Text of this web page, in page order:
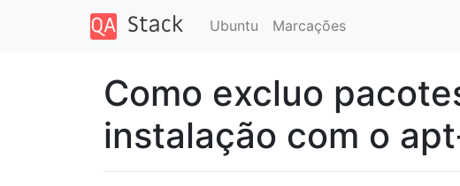
Ubuntu Marcações
Como excluo
instalação com o